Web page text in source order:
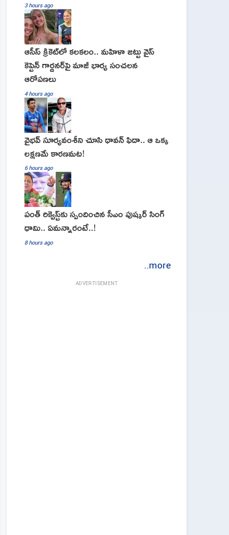
3 hours ago
ఆసీస్ క్రికెట్‌లో కలకలం.. మహిళా జట్టు వైస్
కెప్టెన్ గార్డనర్‌పై మాజీ భార్య సంచలన
ఆరోపణలు
4 hours ago
వైభవ్‌ సూర్యవంశీని చూసి ధావన్‌ ఫిదా.. ఆ ఒక్క
లక్షణమే కారణమట!
6 hours ago
పంత్ రిక్వెస్ట్‌కు స్పందించిన సీఎం పుష్కర్ సింగ్
ధామి.. ఏమ‌న్నారంటే..!
8 hours ago
..more
ADVERTISEMENT